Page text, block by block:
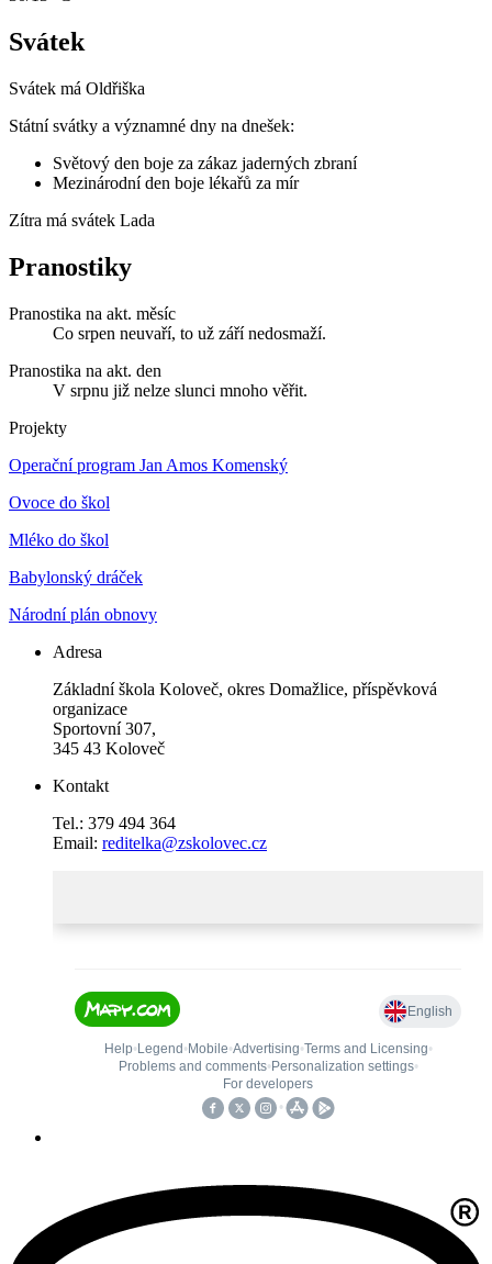
Svátek
Svátek má Oldřiška
Státní svátky a významné dny na dnešek:
Světový den boje za zákaz jaderných zbraní
Mezinárodní den boje lékařů za mír
Zítra má svátek Lada
Pranostiky
Pranostika na akt. měsíc
Co srpen neuvaří, to už září nedosmaží.
Pranostika na akt. den
V srpnu již nelze slunci mnoho věřit.
Projekty
Operační program Jan Amos Komenský
Ovoce do škol
Mléko do škol
Babylonský dráček
Národní plán obnovy
Adresa
Základní škola Koloveč, okres Domažlice, příspěvková
organizace
Sportovní 307,
345 43 Koloveč
Kontakt
Tel.: 379 494 364
Email: reditelka@zskolovec.cz